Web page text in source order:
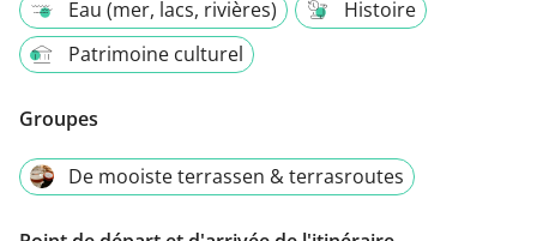
Eau (mer, lacs, rivières)
Histoire
Patrimoine culturel
Groupes
De mooiste terrassen & terrasroutes